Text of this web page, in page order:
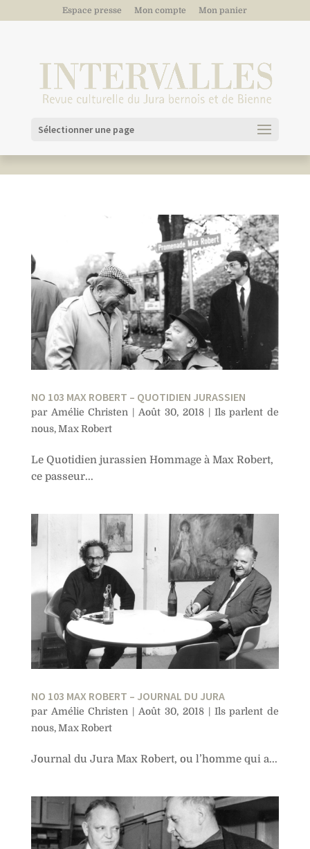
Espace presse Mon compte Mon panier
Sélectionner une page
NO 103 MAX ROBERT – QUOTIDIEN JURASSIEN
par Amélie Christen | Août 30, 2018| Ils parlent de
nous,Max Robert
Le Quotidien jurassien Hommage à Max Robert,
ce passeur...
NO 103 MAX ROBERT – JOURNAL DU JURA
par Amélie Christen | Août 30, 2018| Ils parlent de
nous,Max Robert
Journal du Jura Max Robert, ou l’homme qui a...